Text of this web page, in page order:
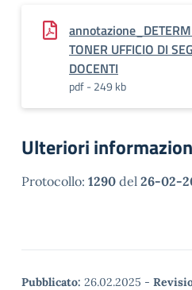
TONER UFFICIO DI
DOCENTI
pdf - 249 kb
Ulteriori
Protocollo: 1290 del 26-02-
Pubblicato: 26.02.2025 -